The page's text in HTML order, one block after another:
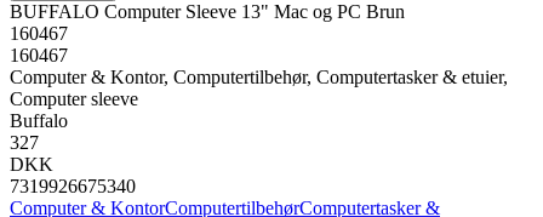
BUFFALO Computer Sleeve 13" Mac og PC Brun
160467
160467
Computer & Kontor, Computertilbehør, Computertasker & etuier,
Computer sleeve
Buffalo
327
DKK
7319926675340
Computer & KontorComputertilbehørComputertasker &